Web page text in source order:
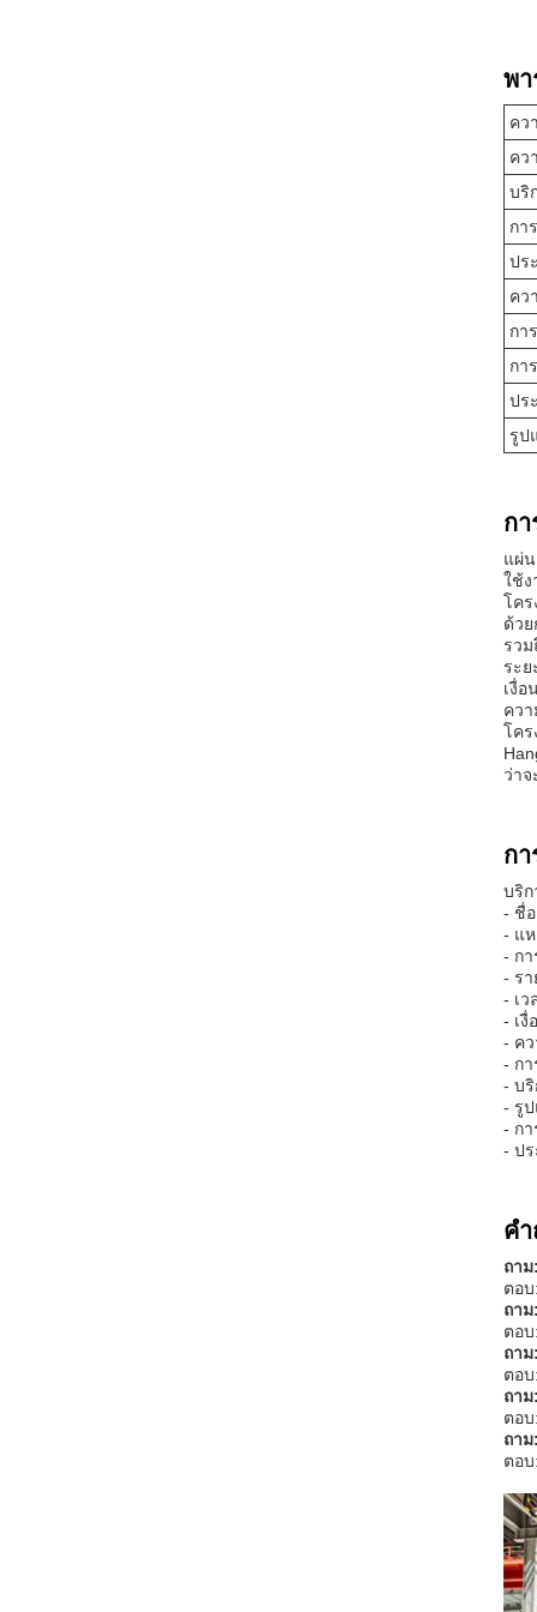
พา
คว
คว
บริ
กา
ปร
คว
กา
กา
ปร
รูป
ก
แผ่
ใช้ง
โคร
ด้ว
รว
ระ
เงื่
คว
โคร
ว่า
ก
บริ
- ชื่
- แ
- กา
- ร
- เว
- เงื่
- ค
- ก
- บ
- รู
- กา
- ปร
ค
ถา
ตอ
ถา
ตอ
ถา
ตอ
ถา
ตอ
ถา
ตอ